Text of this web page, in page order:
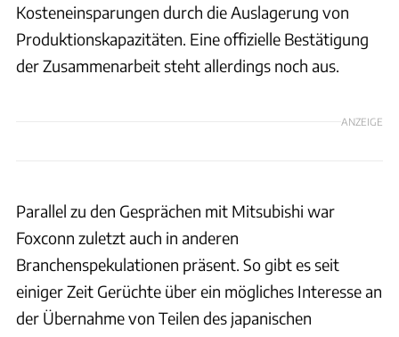
Kosteneinsparungen durch die Auslagerung von
Produktionskapazitäten. Eine offizielle Bestätigung
der Zusammenarbeit steht allerdings noch aus.
ANZEIGE
Parallel zu den Gesprächen mit Mitsubishi war
Foxconn zuletzt auch in anderen
Branchenspekulationen präsent. So gibt es seit
einiger Zeit Gerüchte über ein mögliches Interesse an
der Übernahme von Teilen des japanischen